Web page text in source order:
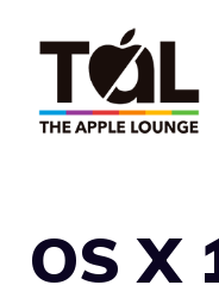
contenuto
OS X